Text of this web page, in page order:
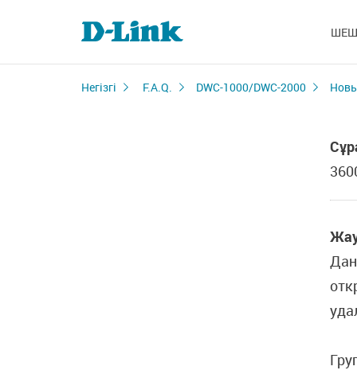
Негізгі F.A.Q. DWC-1000/DWC-2000